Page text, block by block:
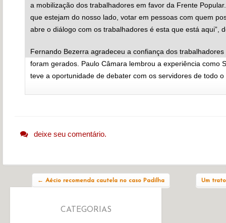
a mobilização dos trabalhadores em favor da Frente
que estejam do nosso lado, votar em pessoas com quem
abre o diálogo com os trabalhadores é esta que está aqui”,
Fernando Bezerra agradeceu a confiança dos
foram gerados. Paulo Câmara lembrou a experiência como
teve a oportunidade de debater com os servidores de todo o
deixe seu comentário.
← Aécio recomenda cautela no caso Padilha Um
CATEGORIAS